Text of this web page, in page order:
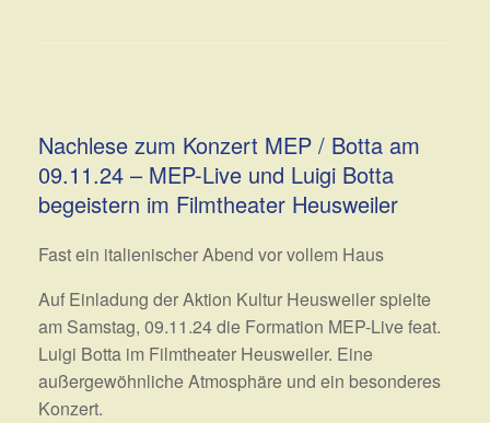
Nachlese zum Konzert MEP / Botta am
09.11.24 – MEP-Live und Luigi Botta
begeistern im Filmtheater Heusweiler
Fast ein italienischer Abend vor vollem Haus
Auf Einladung der Aktion Kultur Heusweiler spielte
am Samstag, 09.11.24 die Formation MEP-Live feat.
Luigi Botta im Filmtheater Heusweiler. Eine
außergewöhnliche Atmosphäre und ein besonderes
Konzert.